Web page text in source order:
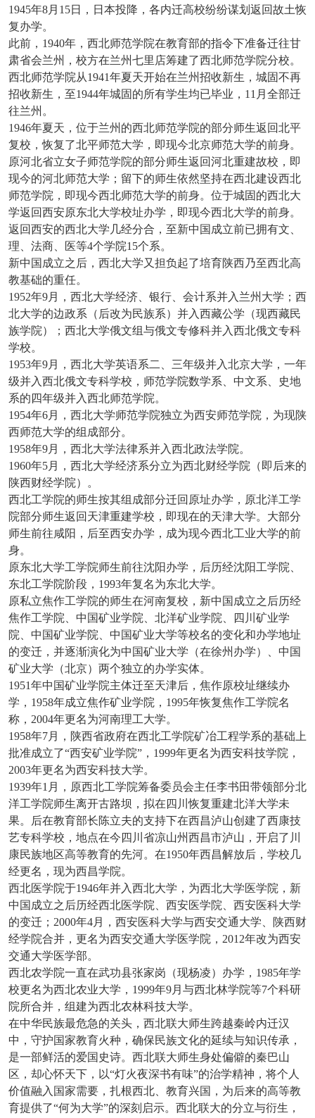
1945年8月15日，日本投降，各内迁高校纷纷谋划返回故土恢
复办学。
此前， 1940年，西北师范学院在教育部的指令下准备迁往甘
肃省会兰州，校方在兰州七里店筹建了西北师范学院分校。
西北师范学院从1941年夏天开始在兰州招收新生，城固不再
招收新生，至1944年城固的所有学生均已毕业，11月全部迁
往兰州。
1946年夏天，位于兰州的西北师范学院的部分师生返回北平
复校，恢复了北平师范大学，即现今北京师范大学的前身。
原河北省立女子师范学院的部分师生返回河北重建故校，即
现今的河北师范大学；留下的师生依然坚持在西北建设西北
师范学院，即现今西北师范大学的前身。位于城固的西北大
学返回西安原东北大学校址办学，即现今西北大学的前身。
返回西安的西北大学几经分合，至新中国成立前已拥有文、
理、法商、医等4个学院15个系。
新中国成立之后，西北大学又担负起了培育陕西乃至西北高
教基础的重任。
1952年9月，西北大学经济、银行、会计系并入兰州大学；西
北大学的边政系（后改为民族系）并入西藏公学（现西藏民
族学院）；西北大学俄文组与俄文专修科并入西北俄文专科
学校。
1953年9月，西北大学英语系二、三年级并入北京大学，一年
级并入西北俄文专科学校，师范学院数学系、中文系、史地
系的四年级并入西北师范学院。
1954年6月，西北大学师范学院独立为西安师范学院，为现陕
西师范大学的组成部分。
1958年9月，西北大学法律系并入西北政法学院。
1960年5月，西北大学经济系分立为西北财经学院（即后来的
陕西财经学院）。
西北工学院的师生按其组成部分迁回原址办学，原北洋工学
院部分师生返回天津重建学校，即现在的天津大学。大部分
师生前往咸阳，后至西安办学，成为现今西北工业大学的前
身。
原东北大学工学院师生前往沈阳办学，后历经沈阳工学院、
东北工学院阶段， 1993年复名为东北大学。
原私立焦作工学院的师生在河南复校，新中国成立之后历经
焦作工学院、中国矿业学院、北洋矿业学院、四川矿业学
院、中国矿业学院、中国矿业大学等校名的变化和办学地址
的变迁，并逐渐演化为中国矿业大学（在徐州办学）、中国
矿业大学（北京）两个独立的办学实体。
1951年中国矿业学院主体迁至天津后，焦作原校址继续办
学，1958年成立焦作矿业学院，1995年恢复焦作工学院名
称，2004年更名为河南理工大学。
1958年7月，陕西省政府在西北工学院矿冶工程学系的基础上
批准成立了“西安矿业学院”，1999年更名为西安科技学院，
2003年更名为西安科技大学。
1939年1月，原西北工学院筹备委员会主任李书田带领部分北
洋工学院师生离开古路坝，拟在四川恢复重建北洋大学未
果。后在教育部长陈立夫的支持下在西昌泸山创建了西康技
艺专科学校，地点在今四川省凉山州西昌市泸山，开启了川
康民族地区高等教育的先河。在1950年西昌解放后，学校几
经更名，现为西昌学院。
西北医学院于1946年并入西北大学，为西北大学医学院，新
中国成立之后历经西北医学院、西安医学院、西安医科大学
的变迁；2000年4月，西安医科大学与西安交通大学、陕西财
经学院合并，更名为西安交通大学医学院，2012年改为西安
交通大学医学部。
西北农学院一直在武功县张家岗（现杨凌）办学， 1985年学
校更名为西北农业大学，1999年9月与西北林学院等7个科研
院所合并，组建为西北农林科技大学。
在中华民族最危急的关头，西北联大师生跨越秦岭内迁汉
中，守护国家教育火种，确保民族文化的延续与知识传承，
是一部鲜活的爱国史诗。西北联大师生身处偏僻的秦巴山
区，却心怀天下，以“灯火夜深书有味”的治学精神，将个人
价值融入国家需要，扎根西北、教育兴国，为后来的高等教
育提供了“何为大学”的深刻启示。西北联大的分立与衍生，